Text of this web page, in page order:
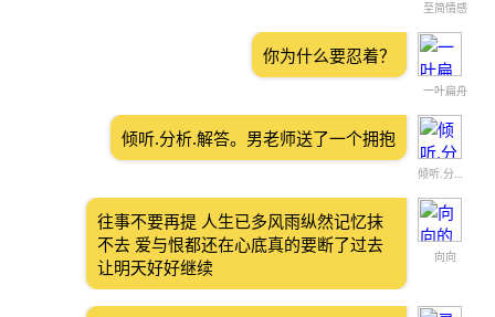
至简情感
一叶扁舟
你为什么要忍着？
倾听.分析.解答。男老师
倾听.分析.解答。男老师送了一个拥抱
向向
往事不要再提 人生已多风雨纵然记忆抹
不去 爱与恨都还在心底真的要断了过去
让明天好好继续